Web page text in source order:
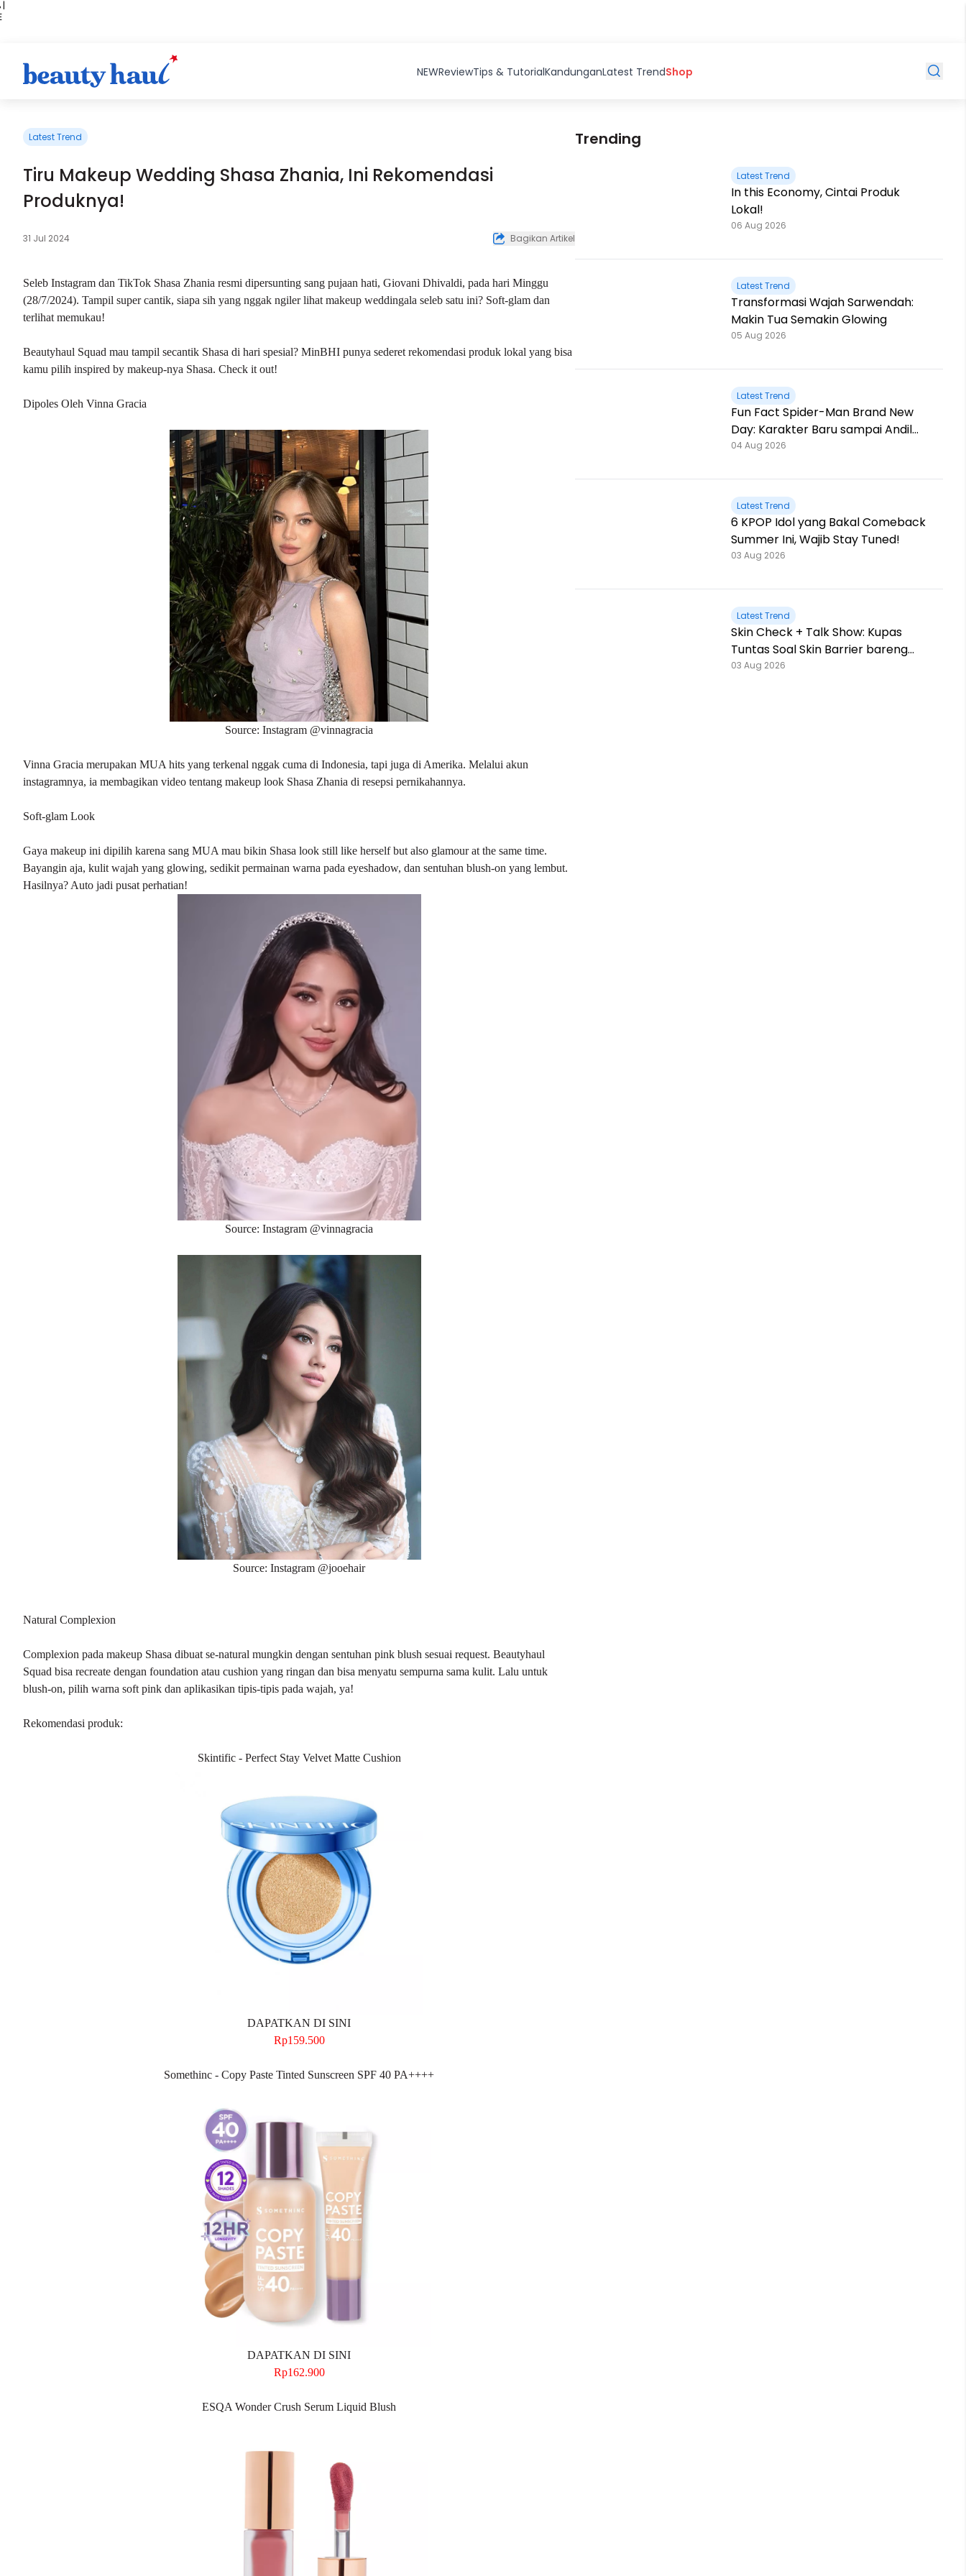
|
NEWReviewTips & TutorialKandunganLatest TrendShop
Latest Trend
Tiru Makeup Wedding Shasa Zhania, Ini Rekomendasi
Produknya!
31 Jul 2024 Bagikan Artikel
Seleb Instagram dan TikTok Shasa Zhania resmi dipersunting sang pujaan hati, Giovani Dhivaldi, pada hari Minggu
(28/7/2024). Tampil super cantik, siapa sih yang nggak ngiler lihat makeup weddingala seleb satu ini? Soft-glam dan
terlihat memukau!
Beautyhaul Squad mau tampil secantik Shasa di hari spesial? MinBHI punya sederet rekomendasi produk lokal yang bisa
kamu pilih inspired by makeup-nya Shasa. Check it out!
Dipoles Oleh Vinna Gracia
Source: Instagram @vinnagracia
Vinna Gracia merupakan MUA hits yang terkenal nggak cuma di Indonesia, tapi juga di Amerika. Melalui akun
instagramnya, ia membagikan video tentang makeup look Shasa Zhania di resepsi pernikahannya.
Soft-glam Look
Gaya makeup ini dipilih karena sang MUA mau bikin Shasa look still like herself but also glamour at the same time.
Bayangin aja, kulit wajah yang glowing, sedikit permainan warna pada eyeshadow, dan sentuhan blush-on yang lembut.
Hasilnya? Auto jadi pusat perhatian!
Source: Instagram @vinnagracia
Source: Instagram @jooehair
Natural Complexion
Complexion pada makeup Shasa dibuat se-natural mungkin dengan sentuhan pink blush sesuai request. Beautyhaul
Squad bisa recreate dengan foundation atau cushion yang ringan dan bisa menyatu sempurna sama kulit. Lalu untuk
blush-on, pilih warna soft pink dan aplikasikan tipis-tipis pada wajah, ya!
Rekomendasi produk:
Skintific - Perfect Stay Velvet Matte Cushion
DAPATKAN DI SINI
Rp159.500
Somethinc - Copy Paste Tinted Sunscreen SPF 40 PA++++
DAPATKAN DI SINI
Rp162.900
ESQA Wonder Crush Serum Liquid Blush
Trending
Latest Trend
In this Economy, Cintai Produk
Lokal!
06 Aug 2026
Latest Trend
Transformasi Wajah Sarwendah:
Makin Tua Semakin Glowing
05 Aug 2026
Latest Trend
Fun Fact Spider-Man Brand New
Day: Karakter Baru sampai Andil
Jackie Chan!
04 Aug 2026
Latest Trend
6 KPOP Idol yang Bakal Comeback
Summer Ini, Wajib Stay Tuned!
03 Aug 2026
Latest Trend
Skin Check + Talk Show: Kupas
Tuntas Soal Skin Barrier bareng
Pestlo dan Skintention!
03 Aug 2026